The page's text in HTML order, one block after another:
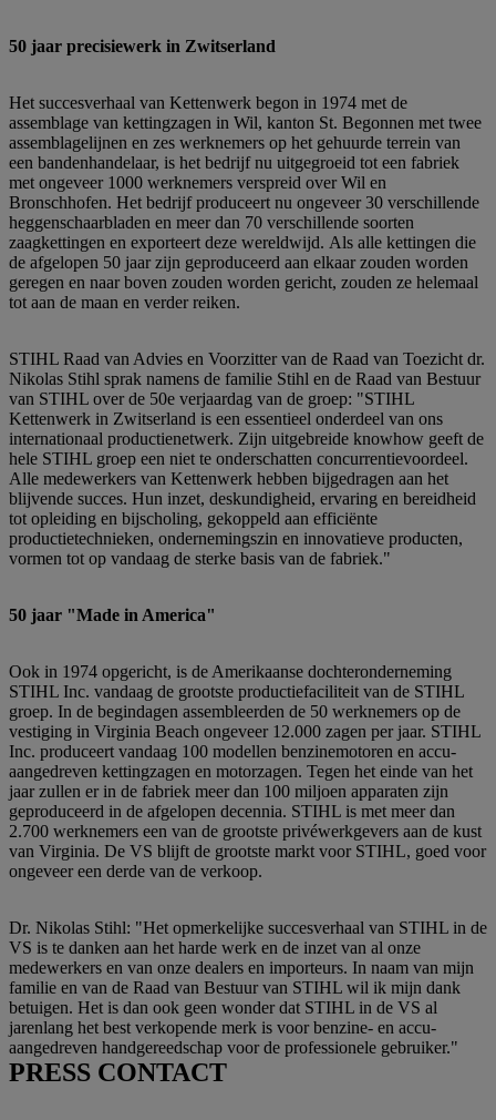
50 jaar precisiewerk in Zwitserland
Het succesverhaal van Kettenwerk begon in 1974 met de
assemblage van kettingzagen in Wil, kanton St. Begonnen met twee
assemblagelijnen en zes werknemers op het gehuurde terrein van
een bandenhandelaar, is het bedrijf nu uitgegroeid tot een fabriek
met ongeveer 1000 werknemers verspreid over Wil en
Bronschhofen. Het bedrijf produceert nu ongeveer 30 verschillende
heggenschaarbladen en meer dan 70 verschillende soorten
zaagkettingen en exporteert deze wereldwijd. Als alle kettingen die
de afgelopen 50 jaar zijn geproduceerd aan elkaar zouden worden
geregen en naar boven zouden worden gericht, zouden ze helemaal
tot aan de maan en verder reiken.
STIHL Raad van Advies en Voorzitter van de Raad van Toezicht dr.
Nikolas Stihl sprak namens de familie Stihl en de Raad van Bestuur
van STIHL over de 50e verjaardag van de groep: "STIHL
Kettenwerk in Zwitserland is een essentieel onderdeel van ons
internationaal productienetwerk. Zijn uitgebreide knowhow geeft de
hele STIHL groep een niet te onderschatten concurrentievoordeel.
Alle medewerkers van Kettenwerk hebben bijgedragen aan het
blijvende succes. Hun inzet, deskundigheid, ervaring en bereidheid
tot opleiding en bijscholing, gekoppeld aan efficiënte
productietechnieken, ondernemingszin en innovatieve producten,
vormen tot op vandaag de sterke basis van de fabriek."
50 jaar "Made in America"
Ook in 1974 opgericht, is de Amerikaanse dochteronderneming
STIHL Inc. vandaag de grootste productiefaciliteit van de STIHL
groep. In de begindagen assembleerden de 50 werknemers op de
vestiging in Virginia Beach ongeveer 12.000 zagen per jaar. STIHL
Inc. produceert vandaag 100 modellen benzinemotoren en accu-
aangedreven kettingzagen en motorzagen. Tegen het einde van het
jaar zullen er in de fabriek meer dan 100 miljoen apparaten zijn
geproduceerd in de afgelopen decennia. STIHL is met meer dan
2.700 werknemers een van de grootste privéwerkgevers aan de kust
van Virginia. De VS blijft de grootste markt voor STIHL, goed voor
ongeveer een derde van de verkoop.
Dr. Nikolas Stihl: "Het opmerkelijke succesverhaal van STIHL in de
VS is te danken aan het harde werk en de inzet van al onze
medewerkers en van onze dealers en importeurs. In naam van mijn
familie en van de Raad van Bestuur van STIHL wil ik mijn dank
betuigen. Het is dan ook geen wonder dat STIHL in de VS al
jarenlang het best verkopende merk is voor benzine- en accu-
aangedreven handgereedschap voor de professionele gebruiker."
PRESS CONTACT